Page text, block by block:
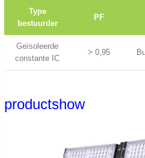
Type
bestuurder
PF
Geïsoleerde
constante IC
> 0,95
productshow